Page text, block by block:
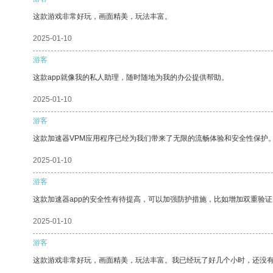
这款游戏非常好玩，画面精美，玩法丰富。
2025-01-10
游客
这款app就像我的私人助理，随时随地为我的办公提供帮助。
2025-01-10
游客
这款加速器VPM应用程序已经为我们带来了无限的流畅体验和安全性保护。
2025-01-10
游客
这款加速器app的安全性有待提高，可以加强防护措施，比如增加双重验证
2025-01-10
游客
这款游戏非常好玩，画面精美，玩法丰富。我已经玩了好几个小时，还没有